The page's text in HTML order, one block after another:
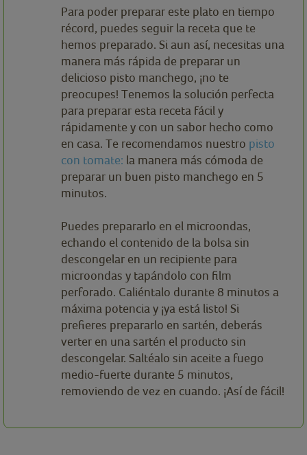
Para poder preparar este plato en tiempo
récord, puedes seguir la receta que te
hemos preparado. Si aun así, necesitas una
manera más rápida de preparar un
delicioso pisto manchego, ¡no te
preocupes! Tenemos la solución perfecta
para preparar esta receta fácil y
rápidamente y con un sabor hecho como
en casa. Te recomendamos nuestro pisto
con tomate: la manera más cómoda de
preparar un buen pisto manchego en 5
minutos.
Puedes prepararlo en el microondas,
echando el contenido de la bolsa sin
descongelar en un recipiente para
microondas y tapándolo con film
perforado. Caliéntalo durante 8 minutos a
máxima potencia y ¡ya está listo! Si
prefieres prepararlo en sartén, deberás
verter en una sartén el producto sin
descongelar. Saltéalo sin aceite a fuego
medio-fuerte durante 5 minutos,
removiendo de vez en cuando. ¡Así de fácil!